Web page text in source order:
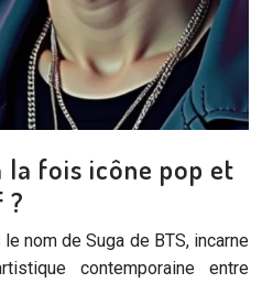
fois icône pop et
?
nom de Suga de BTS, incarne
contemporaine entre